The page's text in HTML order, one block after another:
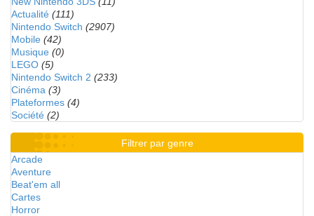
Actualité (111)
Nintendo Switch (2907)
Mobile (42)
Musique (0)
LEGO (5)
Nintendo Switch 2 (233)
Cinéma (3)
Plateformes (4)
Société (2)
Filtrer par genre
Arcade
Aventure
Beat'em all
Cartes
Horror